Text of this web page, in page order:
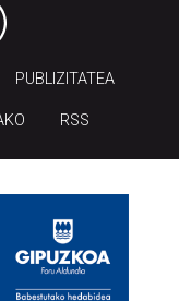
PUBLIZITATEA
RSS